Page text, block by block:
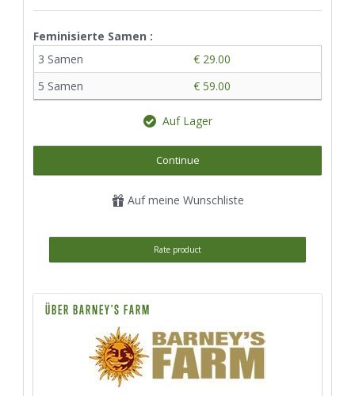
Feminisierte Samen :
3 Samen
€ 29.00
5 Samen
€ 59.00
Auf Lager
Continue
Auf meine Wunschliste
Rate product
ÜBER BARNEY'S FARM